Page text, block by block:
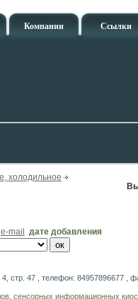
Компании Ссылки
холодильное
e-mail
дате добавления
стр. 47 , телефон: 84957896677 ,
сенсорных информационных